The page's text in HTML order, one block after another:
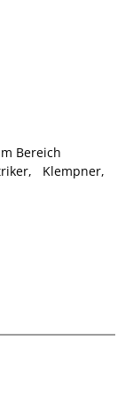
Bereich
Klempner,